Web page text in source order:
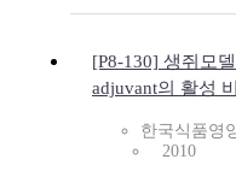
[P8-130] 생쥐모
adjuvant의 활성
한국식품영
2010